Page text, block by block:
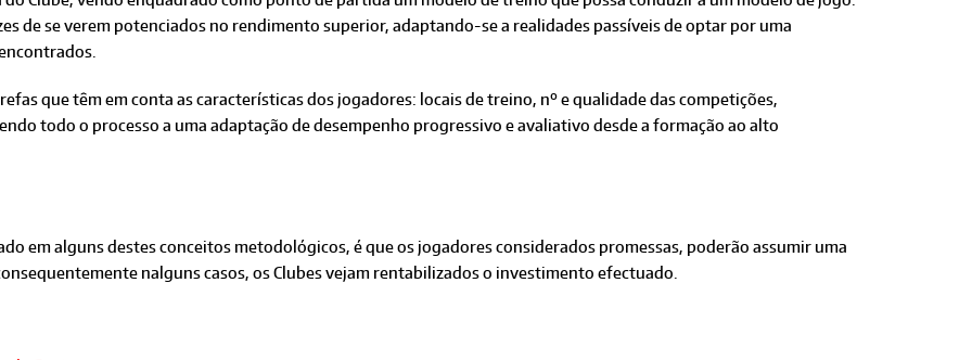
de se verem potenciados no rendimento superior, adaptando-se a realidades passíveis de optar por uma
que têm em conta as características dos jogadores: locais de treino, nº e qualidade das competições,
todo o processo a uma adaptação de desempenho progressivo e avaliativo desde a formação ao alto
em alguns destes conceitos metodológicos, é que os jogadores considerados promessas, poderão assumir uma
nalguns casos, os Clubes vejam rentabilizados o investimento efectuado.